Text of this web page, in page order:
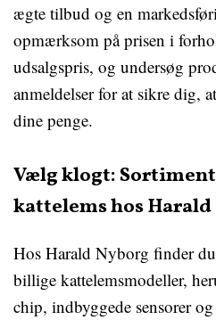
ægte tilbud og en
opmærksom på prisen i
udsalgspris, og undersøg
anmeldelser for at sikre dig,
dine penge.
Vælg klogt:
kattelems hos
Hos Harald Nyborg finder
billige kattelemsmodeller,
chip, indbyggede sensorer